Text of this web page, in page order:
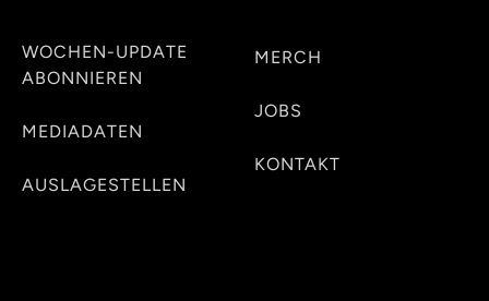
WOCHEN-UPDATE
ABONNIEREN
MEDIADATEN
AUSLAGESTELLEN
MERCH
JOBS
KONTAKT